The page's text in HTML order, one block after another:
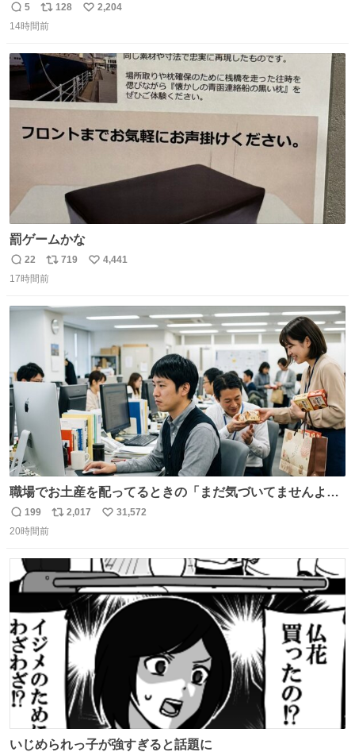
返
信
5
リ
ポ
ト
数
128
い
数
2,204
14時間前
罰ゲームかな
返
信
22
リ
ポ
ト
数
719
い
数
4,441
17時間前
職場でお土産を配ってるときの「まだ気づいてませんよ」
的な演技が毎回シンドい。
返
信
199
リ
ト
数
2,017
い
数
31,572
20時間前
いじめられっ子が強すぎると話題に